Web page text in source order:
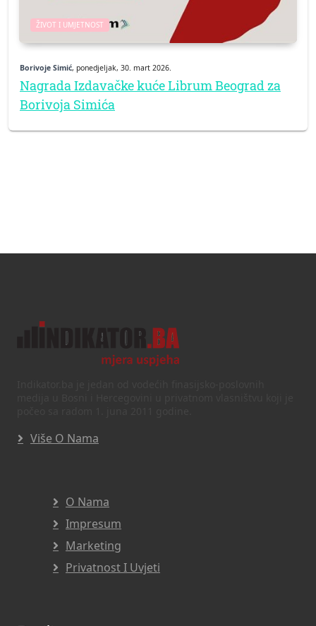
ŽIVOT I UMJETNOST
Borivoje Simić, ponedjeljak, 30. mart 2026.
Nagrada Izdavačke kuće Librum Beograd za
Borivoja Simića
Više O Nama
O Nama
Impresum
Marketing
Privatnost I Uvjeti